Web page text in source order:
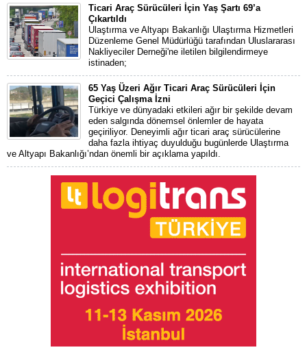
Ticari Araç Sürücüleri İçin Yaş Şartı 69’a
Çıkartıldı
Ulaştırma ve Altyapı Bakanlığı Ulaştırma Hizmetleri
Düzenleme Genel Müdürlüğü tarafından Uluslararası
Nakliyeciler Derneği'ne iletilen bilgilendirmeye
istinaden;
65 Yaş Üzeri Ağır Ticari Araç Sürücüleri İçin
Geçici Çalışma İzni
Türkiye ve dünyadaki etkileri ağır bir şekilde devam
eden salgında dönemsel önlemler de hayata
geçiriliyor. Deneyimli ağır ticari araç sürücülerine
daha fazla ihtiyaç duyulduğu bugünlerde Ulaştırma
ve Altyapı Bakanlığı’ndan önemli bir açıklama yapıldı.